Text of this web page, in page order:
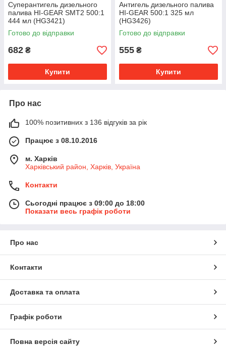
Суперантигель дизельного
палива HI-GEAR SMT2 500:1
444 мл (HG3421)
Готово до відправки
682 ₴
Купити
Антигель дизельного палива
HI-GEAR 500:1 325 мл
(HG3426)
Готово до відправки
555 ₴
Купити
Про нас
100% позитивних з 136 відгуків за рік
Працює з 08.10.2016
м. Харків
Харківський район, Харків, Україна
Контакти
Сьогодні працює з 09:00 до 18:00
Показати весь графік роботи
Про нас
Контакти
Доставка та оплата
Графік роботи
Повна версія сайту